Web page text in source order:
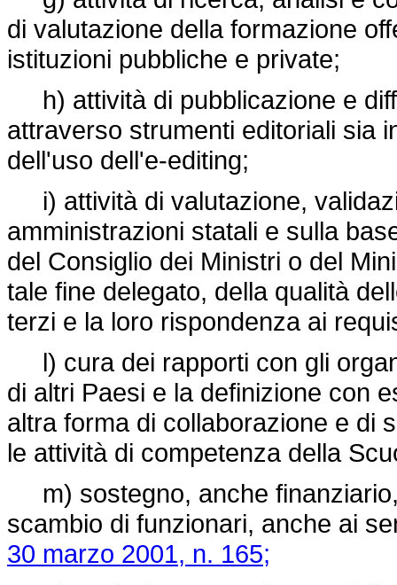
di valutazione della formazione
istituzioni pubbliche e private;
h) attività di pubblicazione e
attraverso strumenti editoriali sia
dell'uso dell'e-editing;
i) attività di valutazione,
amministrazioni statali e sulla
del Consiglio dei Ministri o del
tale fine delegato, della qualità
terzi e la loro rispondenza ai
l) cura dei rapporti con gli
di altri Paesi e la definizione con
altra forma di collaborazione e di
le attività di competenza della
m) sostegno, anche
scambio di funzionari, anche ai
30 marzo 2001, n. 165;